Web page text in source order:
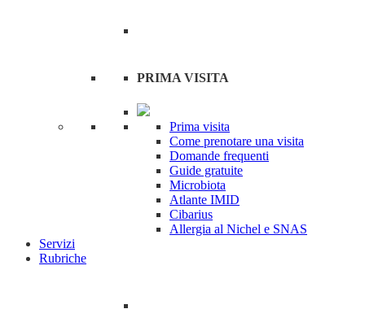
PRIMA VISITA
Prima visita
Come prenotare una visita
Domande frequenti
Guide gratuite
Microbiota
Atlante IMID
Cibarius
Allergia al Nichel e SNAS
Servizi
Rubriche